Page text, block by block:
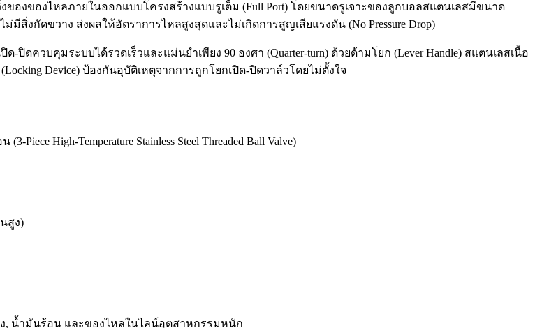
ของของไหลภายในออกแบบโครงสร้างแบบรูเต็ม (Full Port) โดยขนาดรูเจาะของลูกบอลสแตนเลสมีขนาด
สิ่งกัดขวาง ส่งผลให้อัตราการไหลสูงสุดและไม่เกิดการสูญเสียแรงดัน (No Pressure Drop)
-ปิดควบคุมระบบได้รวดเร็วและแม่นยำเพียง 90 องศา (Quarter-turn) ด้วยด้ามโยก (Lever Handle) สแตนเลสเนื้อ
Device) ป้องกันอุบัติเหตุจากการถูกโยกเปิด-ปิดวาล์วโดยไม่ตั้งใจ
High-Temperature Stainless Steel Threaded Ball Valve)
สูง)
, น้ำมันร้อน และของไหลในไลน์อุตสาหกรรมหนัก